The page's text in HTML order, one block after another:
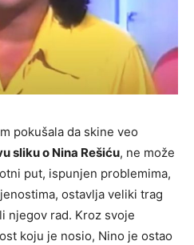
pokušala da skine veo
sliku o Nina Rešiću, ne može
put, ispunjen problemima,
ostavlja veliki trag
njegov rad. Kroz svoje
koju je nosio, Nino je ostao